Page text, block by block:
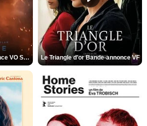
L'Odyssée Bande-annonce VO STFR Le Triangle d'or Bande-annonce VF